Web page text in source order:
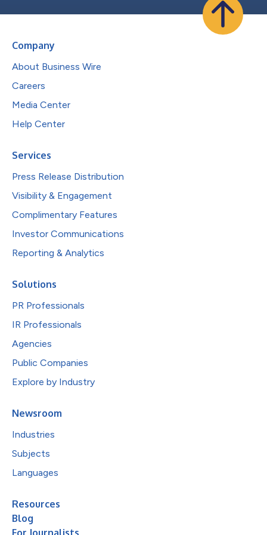
Company
About Business Wire
Careers
Media Center
Help Center
Services
Press Release Distribution
Visibility & Engagement
Complimentary Features
Investor Communications
Reporting & Analytics
Solutions
PR Professionals
IR Professionals
Agencies
Public Companies
Explore by Industry
Newsroom
Industries
Subjects
Languages
Resources
Blog
For Journalists